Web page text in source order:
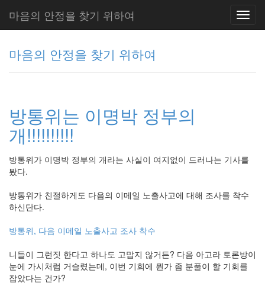
마음의 안정을 찾기 위하여
마음의 안정을 찾기 위하여
방통위는 이명박 정부의
개!!!!!!!!!!
방통위가 이명박 정부의 개라는 사실이 여지없이 드러나는 기사를
봤다.
방통위가 친절하게도 다음의 이메일 노출사고에 대해 조사를 착수
하신단다.
방통위, 다음 이메일 노출사고 조사 착수
니들이 그런짓 한다고 하나도 고맙지 않거든? 다음 아고라 토론방이
눈에 가시처럼 거슬렸는데, 이번 기회에 뭔가 좀 분풀이 할 기회를
잡았다는 건가?
움
(복
분
주)
Tag
Cloud
Delphi
주
절